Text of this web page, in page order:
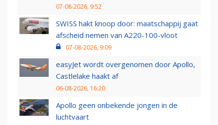
07-08-2026, 9:52
SWISS hakt knoop door: maatschappij gaat
afscheid nemen van A220-100-vloot
07-08-2026, 9:09
easyJet wordt overgenomen door Apollo,
Castlelake haakt af
06-08-2026, 16:20
Apollo geen onbekende jongen in de
luchtvaart